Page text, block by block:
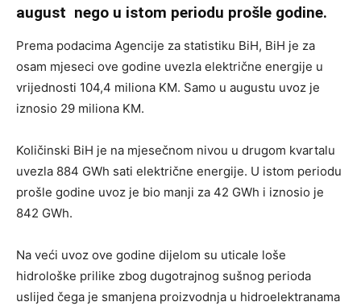
august nego u istom periodu prošle godine.
Prema podacima Agencije za statistiku BiH, BiH je za
osam mjeseci ove godine uvezla električne energije u
vrijednosti 104,4 miliona KM. Samo u augustu uvoz je
iznosio 29 miliona KM.
Količinski BiH je na mjesečnom nivou u drugom kvartalu
uvezla 884 GWh sati električne energije. U istom periodu
prošle godine uvoz je bio manji za 42 GWh i iznosio je
842 GWh.
Na veći uvoz ove godine dijelom su uticale loše
hidrološke prilike zbog dugotrajnog sušnog perioda
uslijed čega je smanjena proizvodnja u hidroelektranama